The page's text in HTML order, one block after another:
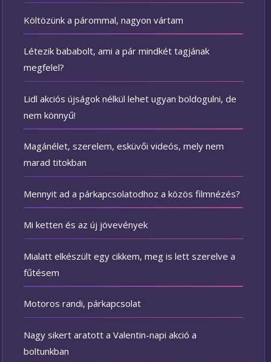
Költözünk a párommal, nagyon vártam
Létezik bababolt, ami a pár mindkét tagjának
megfelel?
Lidl akciós újságok nélkül lehet ugyan boldogulni, de
nem könnyű!
Magánélet, szerelem, esküvői videós, mely nem
marad titokban
Mennyit ad a párkapcsolatodhoz a közös filmnézés?
Mi ketten és az új jövevények
Mialatt elkészült egy cikkem, meg is lett szerelve a
fűtésem
Motoros randi, párkapcsolat
Nagy sikert aratott a Valentin-napi akció a
boltunkban